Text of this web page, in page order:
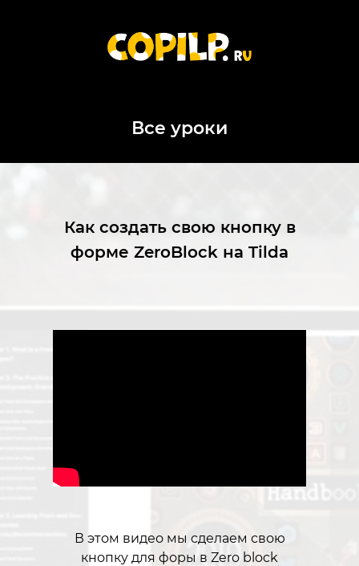
Все уроки
В этом видео мы сделаем свою
кнопку для форы в Zero block
Как создать свою кнопку в
форме ZeroBlock на Tilda